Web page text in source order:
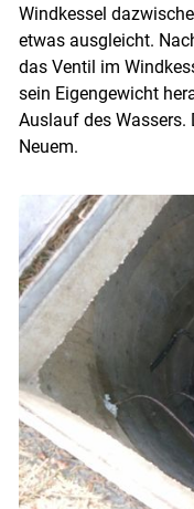
Windkessel
etwas ausgleicht.
das Ventil im
sein Eigengewicht
Auslauf des Wassers.
Neuem.